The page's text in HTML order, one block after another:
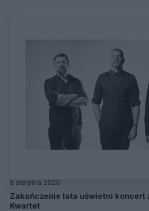
8 sierpnia 2026
Zakończenie lata uświetni koncert
Kwartet